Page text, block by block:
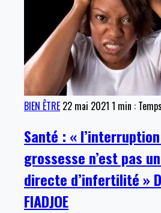
BIEN ÊTRE 22 mai 2021 1 min :
Santé : «
grossesse n’est pas
directe d’infertilité »
FIADJOE